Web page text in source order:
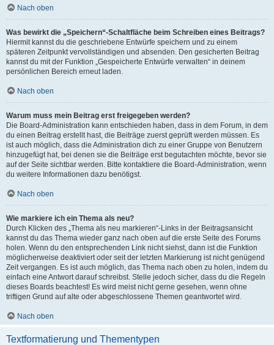
Nach oben
Was bewirkt die „Speichern“-Schaltfläche beim Schreiben eines Beitrags?
Hiermit kannst du die geschriebene Entwürfe speichern und zu einem
späteren Zeitpunkt vervollständigen und absenden. Den gesicherten Beitrag
kannst du mit der Funktion „Gespeicherte Entwürfe verwalten“ in deinem
persönlichen Bereich erneut laden.
Nach oben
Warum muss mein Beitrag erst freigegeben werden?
Die Board-Administration kann entschieden haben, dass in dem Forum, in dem
du einen Beitrag erstellt hast, die Beiträge zuerst geprüft werden müssen. Es
ist auch möglich, dass die Administration dich zu einer Gruppe von Benutzern
hinzugefügt hat, bei denen sie die Beiträge erst begutachten möchte, bevor sie
auf der Seite sichtbar werden. Bitte kontaktiere die Board-Administration, wenn
du weitere Informationen dazu benötigst.
Nach oben
Wie markiere ich ein Thema als neu?
Durch Klicken des „Thema als neu markieren“-Links in der Beitragsansicht
kannst du das Thema wieder ganz nach oben auf die erste Seite des Forums
holen. Wenn du den entsprechenden Link nicht siehst, dann ist die Funktion
möglicherweise deaktiviert oder seit der letzten Markierung ist nicht genügend
Zeit vergangen. Es ist auch möglich, das Thema nach oben zu holen, indem du
einfach eine Antwort darauf schreibst. Stelle jedoch sicher, dass du die Regeln
dieses Boards beachtest! Es wird meist nicht gerne gesehen, wenn ohne
triftigen Grund auf alte oder abgeschlossene Themen geantwortet wird.
Nach oben
Textformatierung und Thementypen